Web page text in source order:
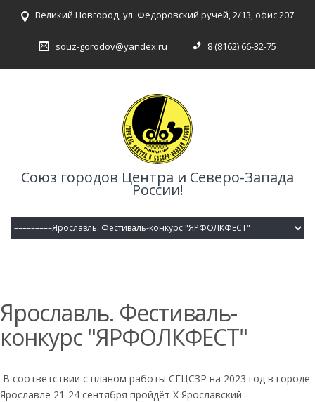
Великий Новгород, ул. Федоровский ручей, 2/13, офис 207
souz-gorodov@yandex.ru 8 (8162) 66-32-75
Союз городов Центра и Северо-Запада
России!
Ярославль. Фестиваль-
конкурс "ЯРФОЛКФЕСТ"
В соответствии с планом работы СГЦСЗР на 2023 год в городе
Ярославле 21-24 сентября пройдёт Х Ярославский